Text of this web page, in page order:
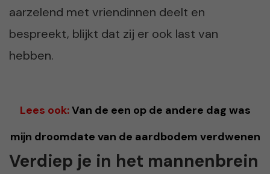
aarzelend met vriendinnen deelt en
bespreekt, blijkt dat zij er ook last van
hebben.
Lees ook:Van de een op de andere dag was
mijn droomdate van de aardbodem verdwenen
Verdiep je in het mannenbrein